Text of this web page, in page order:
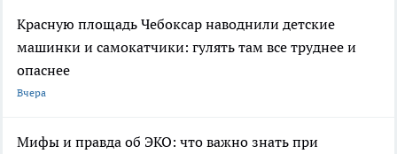
Красную площадь Чебоксар наводнили детские
машинки и самокатчики: гулять там все труднее и
опаснее
Вчера
Мифы и правда об ЭКО: что важно знать при